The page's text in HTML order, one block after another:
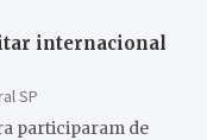
internacional
SP
participaram de